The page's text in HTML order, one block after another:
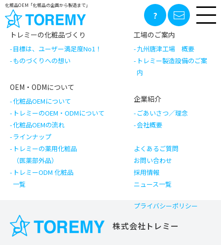
化粧品OEM「化粧品の企画から製造まで」
コスメティック構想_新聞Vol2
記事一覧へ戻る
トレミーの化粧品づくり
目標は、ユーザー満足度No1！
ものづくりへの想い
OEM・ODMについて
化粧品OEMについて
トレミーのOEM・ODMについて
化粧品OEMの流れ
ラインナップ
トレミーの薬用化粧品
（医薬部外品）
トレミーODM 化粧品
一覧
工場のご案内
九州唐津工場 概要
トレミー製造設備のご案
内
企業紹介
ごあいさつ／理念
会社概要
よくあるご質問
お問い合わせ
採用情報
ニュース一覧
プライバシーポリシー
株式会社トレミー